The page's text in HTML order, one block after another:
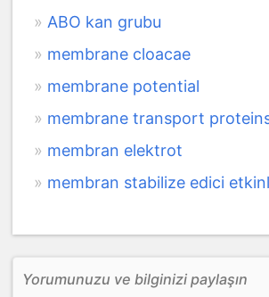
ABO kan grubu
membrane cloacae
membrane potential
membrane transport
membran elektrot
membran stabilize edici
Yorumunuzu ve bilginizi paylaşın